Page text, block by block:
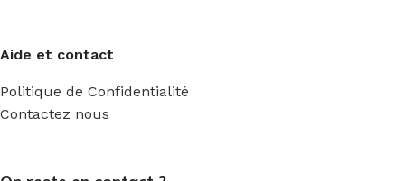
Aide et contact
Politique de Confidentialité
Contactez nous